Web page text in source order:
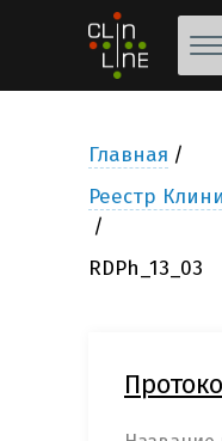
Главная
Реестр
RDPh_13_03